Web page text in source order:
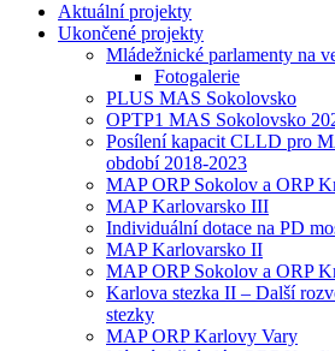
Aktuální projekty
Ukončené projekty
Mládežnické parlamenty na
Fotogalerie
PLUS MAS Sokolovsko
OPTP1 MAS Sokolovsko
Posílení kapacit CLLD pro
období 2018-2023
MAP ORP Sokolov a ORP
MAP Karlovarsko III
Individuální dotace na PD
MAP Karlovarsko II
MAP ORP Sokolov a ORP
Karlova stezka II – Další
stezky
MAP ORP Karlovy Vary